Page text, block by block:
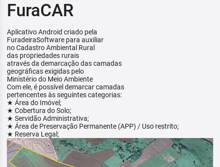
FuraCAR
Aplicativo Android criado pela
FuradeiraSoftware para auxiliar
no Cadastro Ambiental Rural
das propriedades rurais
através da demarcação das camadas
geográficas exigidas pelo
Ministério do Meio Ambiente
Com ele, é possível demarcar camadas
pertencentes às seguintes categorias:
★ Área do Imóvel;
★ Cobertura do Solo;
★ Servidão Administrativa;
★ Área de Preservação Permanente (APP) / Uso restrito;
★ Reserva Legal;